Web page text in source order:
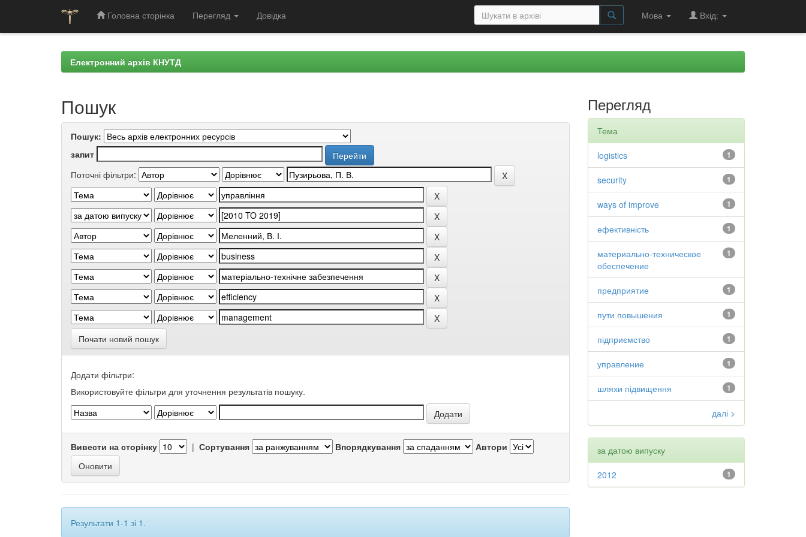
Головна сторінка Перегляд Довідка Мова Вхід:
Електронний архів КНУТД
Пошук
Пошук:
запит
Поточні фільтри:
Почати новий пошук
Додати фільтри:
Використовуйте фільтри для уточнення результатів пошуку.
Вивести на сторінку | Сортування Впорядкування Автори
Результати 1-1 зі 1.
Перегляд
Тема
1
logistics
1
security
1
ways of improve
1
ефективність
1
материально-техническое
обеспечение
1
предприятие
1
пути повышения
1
підприємство
1
управление
1
шляхи підвищення
далі >
за датою випуску
1
2012